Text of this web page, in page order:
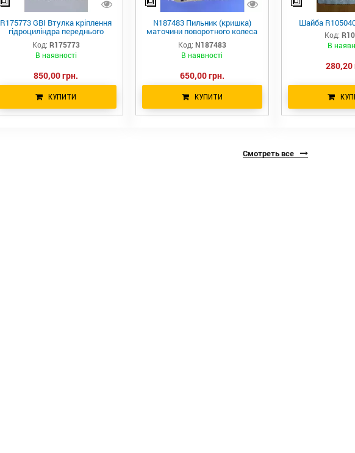
R175773 GBI Втулка кріплення
гідроциліндра переднього
важеля підвіски R537928 JD
Код: R175773
В наявності
850,00 грн.
КУПИТИ
N187483 Пильник (кришка)
маточини поворотного колеса
john Deere
Код: N187483
В наявності
650,00 грн.
КУПИТИ
Шайба
Код:
В
280,20
Смотреть все